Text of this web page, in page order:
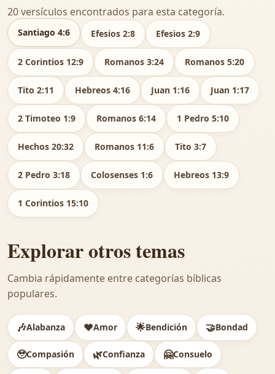
20 versículos encontrados para esta categoría.
Santiago 4:6 Efesios 2:8 Efesios 2:9
2 Corintios 12:9 Romanos 3:24 Romanos 5:20
Tito 2:11 Hebreos 4:16 Juan 1:16 Juan 1:17
2 Timoteo 1:9 Romanos 6:14 1 Pedro 5:10
Hechos 20:32 Romanos 11:6 Tito 3:7
2 Pedro 3:18 Colosenses 1:6 Hebreos 13:9
1 Corintios 15:10
Explorar otros temas
Cambia rápidamente entre categorías bíblicas
populares.
🎶Alabanza ❤️Amor 🌟Bendición 🤝Bondad
🥹Compasión 🌿Confianza 🤗Consuelo